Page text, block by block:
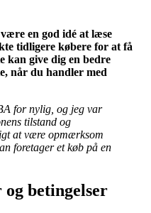
en god idé at læse
tidligere købere for at få
kan give dig en bedre
når du handler med
for nylig, og jeg var
tilstand og
at være opmærksom
foretager et køb på en
betingelser